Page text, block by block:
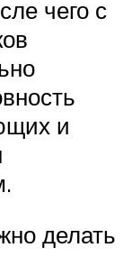
чего с
и
делать